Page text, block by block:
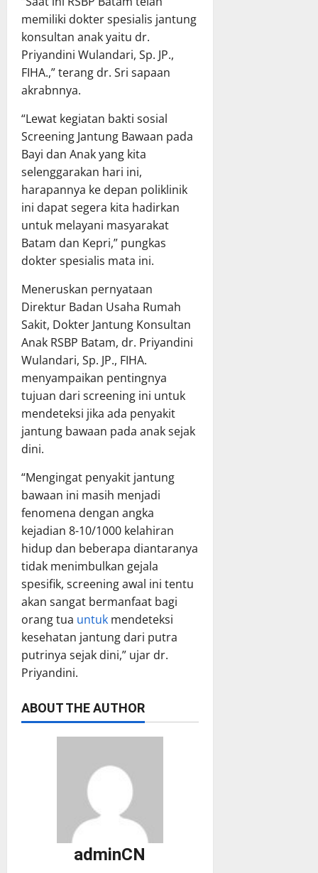
memiliki dokter spesialis jantung
konsultan anak yaitu dr.
Priyandini Wulandari, Sp. JP.,
FIHA.,” terang dr. Sri sapaan
akrabnnya.
“Lewat kegiatan bakti sosial
Screening Jantung Bawaan pada
Bayi dan Anak yang kita
selenggarakan hari ini,
harapannya ke depan poliklinik
ini dapat segera kita hadirkan
untuk melayani masyarakat
Batam dan Kepri,” pungkas
dokter spesialis mata ini.
Meneruskan pernyataan
Direktur Badan Usaha Rumah
Sakit, Dokter Jantung Konsultan
Anak RSBP Batam, dr. Priyandini
Wulandari, Sp. JP., FIHA.
menyampaikan pentingnya
tujuan dari screening ini untuk
mendeteksi jika ada penyakit
jantung bawaan pada anak sejak
dini.
“Mengingat penyakit jantung
bawaan ini masih menjadi
fenomena dengan angka
kejadian 8-10/1000 kelahiran
hidup dan beberapa diantaranya
tidak menimbulkan gejala
spesifik, screening awal ini tentu
akan sangat bermanfaat bagi
orang tua untuk mendeteksi
kesehatan jantung dari putra
putrinya sejak dini,” ujar dr.
Priyandini.
ABOUT THE AUTHOR
adminCN